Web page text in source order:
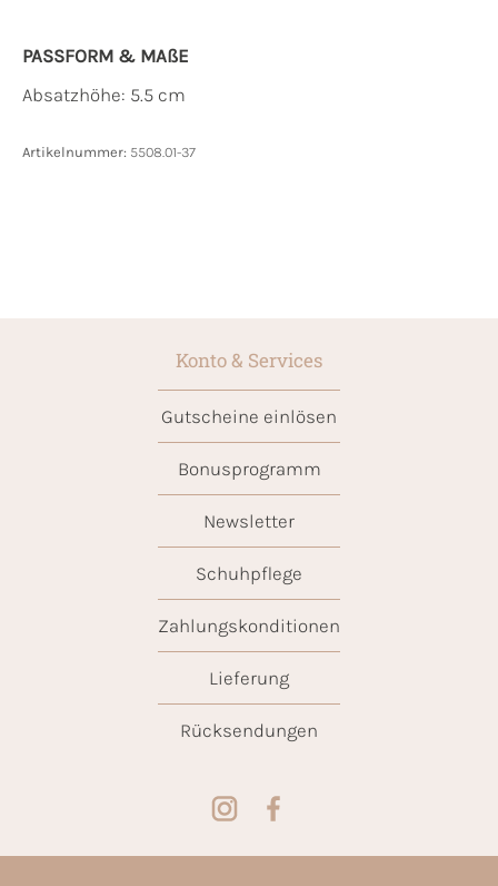
PASSFORM & MAẞE
Absatzhöhe: 5.5 cm
Artikelnummer: 5508.01-37
Konto & Services
Gutscheine einlösen
Bonusprogramm
Newsletter
Schuhpflege
Zahlungskonditionen
Lieferung
Rücksendungen